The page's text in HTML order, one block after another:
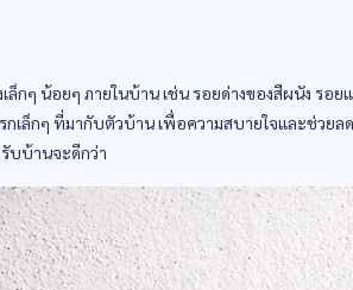
กๆ น้อยๆ ภายในบ้าน เช่น รอยด่างของสีผนัง รอย
ล็กๆ ที่มากับตัวบ้าน เพื่อความสบายใจและช่วยลด
บบ้านจะดีกว่า